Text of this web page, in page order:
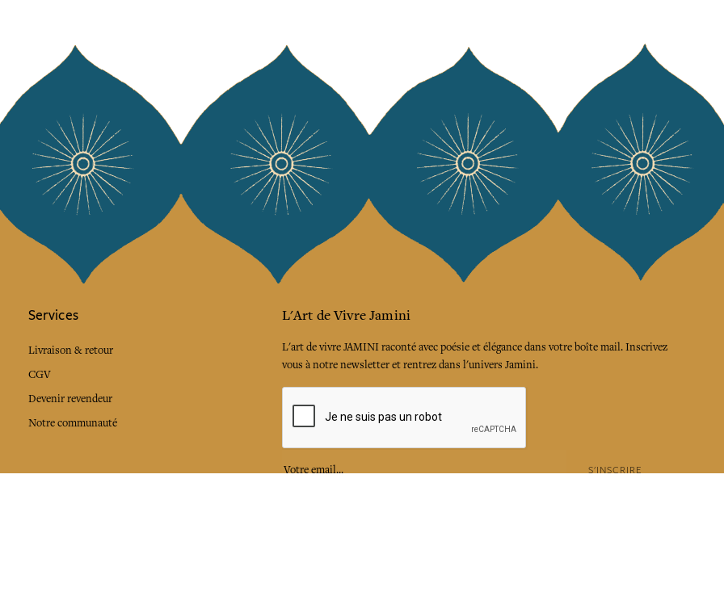
Services
Livraison & retour
CGV
Devenir revendeur
Notre communauté
L'Art de Vivre Jamini
L'art de vivre JAMINI raconté avec poésie et élégance dans votre boîte mail. Inscrivez
vous à notre newsletter et rentrez dans l'univers Jamini.
S'INSCRIRE